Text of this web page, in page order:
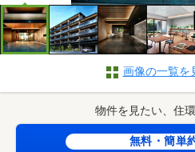
画像の一覧を
物件を見たい、住
無料・簡単